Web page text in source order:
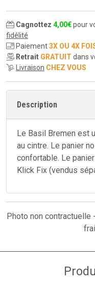
Cagnottez 4,00€pour
fidélité
Paiement3X OU 4X
Retrait GRATUIT dans
Livraison CHEZ VOUS
Description
Le Basil Bremen est
au cintre. Le panier
confortable. Le
Klick Fix (vendus
Photo non contractuelle